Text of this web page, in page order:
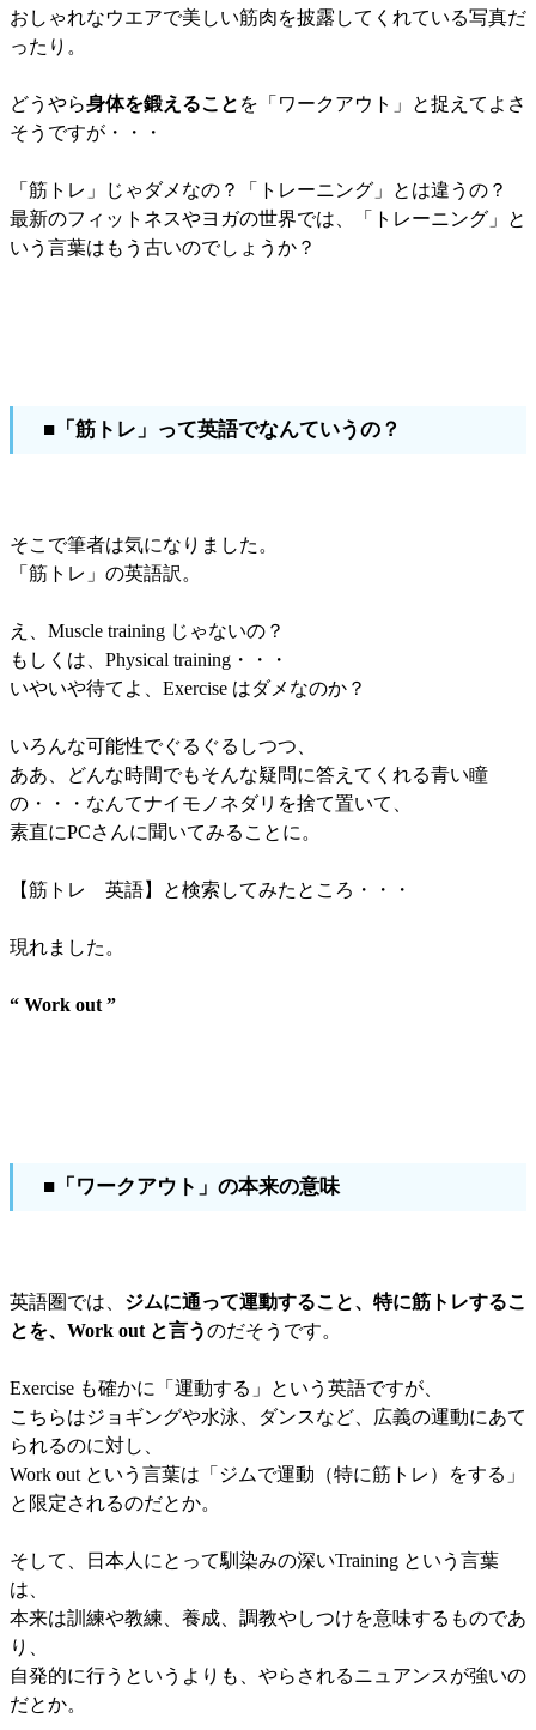
おしゃれなウエアで美しい筋肉を披露してくれている写真だ
ったり。
どうやら身体を鍛えること を「ワークアウト」と捉えてよさ
そうですが・・・
「筋トレ」じゃダメなの？「トレーニング」とは違うの？
最新のフィットネスやヨガの世界では、「トレーニング」と
いう言葉はもう古いのでしょうか？
■「筋トレ」って英語でなんていうの？
そこで筆者は気になりました。
「筋トレ」の英語訳。
え、Muscle training じゃないの？
もしくは、Physical training・・・
いやいや待てよ、Exercise はダメなのか？
いろんな可能性でぐるぐるしつつ、
ああ、どんな時間でもそんな疑問に答えてくれる青い瞳
の・・・なんてナイモノネダリを捨て置いて、
素直にPCさんに聞いてみることに。
【筋トレ 英語】と検索してみたところ・・・
現れました。
“ Work out ”
■「ワークアウト」の本来の意味
英語圏では、 ジムに通って運動すること、特に筋トレするこ
とを、Work out と言うのだそうです。
Exercise も確かに「運動する」という英語ですが、
こちらはジョギングや水泳、ダンスなど、広義の運動にあて
られるのに対し、
Work out という言葉は「ジムで運動（特に筋トレ）をする」
と限定されるのだとか。
そして、日本人にとって馴染みの深いTraining という言葉
は、
本来は訓練や教練、養成、調教やしつけを意味するものであ
り、
自発的に行うというよりも、やらされるニュアンスが強いの
だとか。